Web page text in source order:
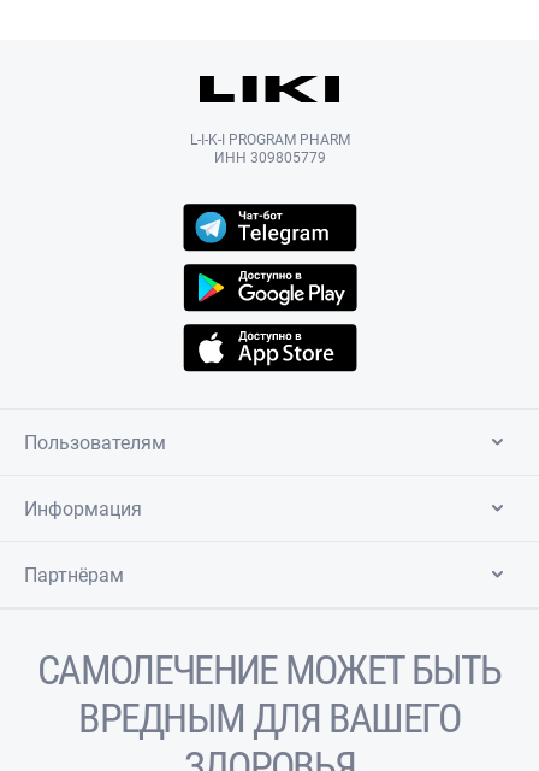
L-I-K-I PROGRAM PHARM
ИНН 309805779
Пользователям
Информация
Партнёрам
САМОЛЕЧЕНИЕ МОЖЕТ БЫТЬ
ВРЕДНЫМ ДЛЯ ВАШЕГО